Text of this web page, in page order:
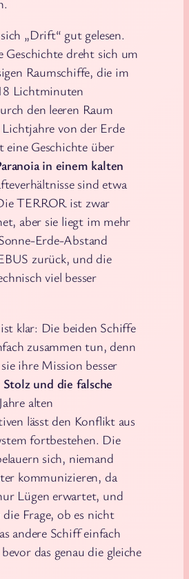
„Drift“ gut gelesen.
Geschichte dreht sich um
Raumschiffe, die im
Lichtminuten
den leeren Raum
Lichtjahre von der Erde
eine Geschichte über
in einem kalten
sind etwa
TERROR ist zwar
aber sie liegt im mehr
Erde-Abstand
zurück, und die
viel besser
klar: Die beiden Schiffe
zusammen tun, denn
ihre Mission besser
Stolz und die falsche
alten
lässt den Konflikt aus
fortbestehen. Die
sich, niemand
kommunizieren, da
Lügen erwartet, und
Frage, ob es nicht
andere Schiff einfach
das genau die gleiche